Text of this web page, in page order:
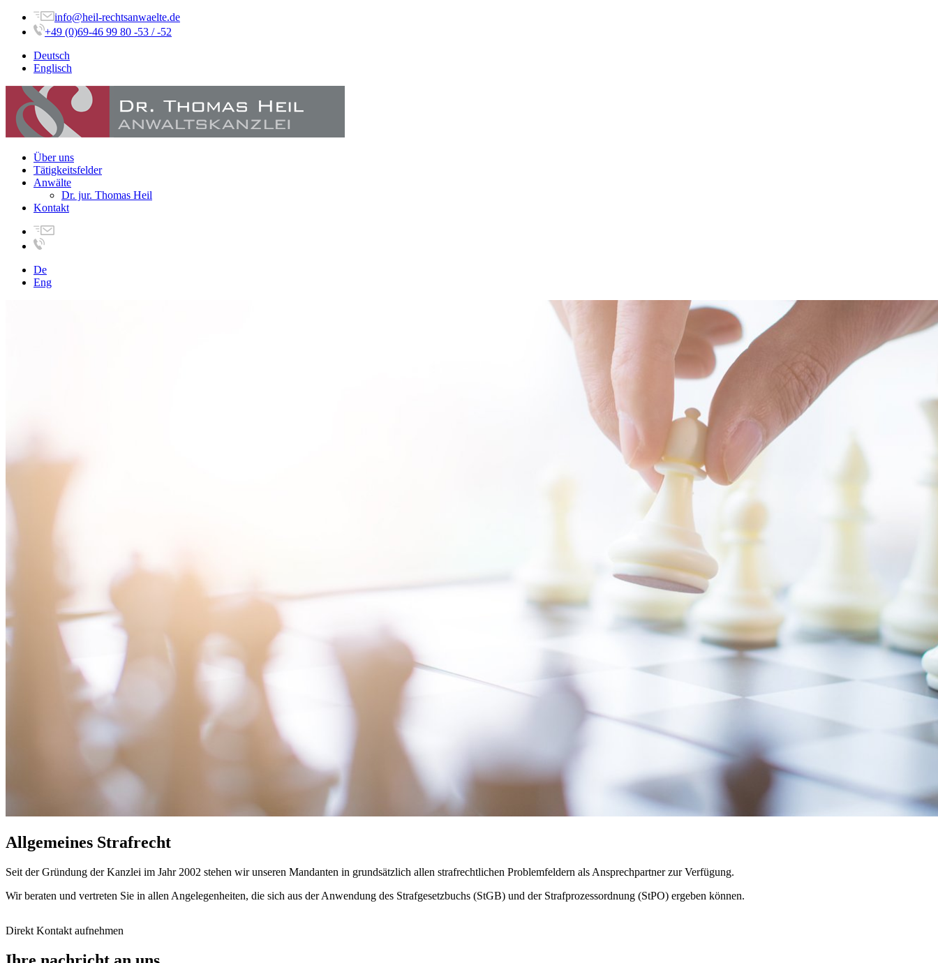
info@heil-rechtsanwaelte.de
+49 (0)69-46 99 80 -53 / -52
Deutsch
Englisch
Über uns
Tätigkeitsfelder
Anwälte
Dr. jur. Thomas Heil
Kontakt
De
Eng
Allgemeines Strafrecht
Seit der Gründung der Kanzlei im Jahr 2002 stehen wir unseren Mandanten in grundsätzlich allen strafrechtlichen Problemfeldern als Ansprechpartner zur Verfügung.
Wir beraten und vertreten Sie in allen Angelegenheiten, die sich aus der Anwendung des Strafgesetzbuchs (StGB) und der Strafprozessordnung (StPO) ergeben können.
Direkt Kontakt aufnehmen